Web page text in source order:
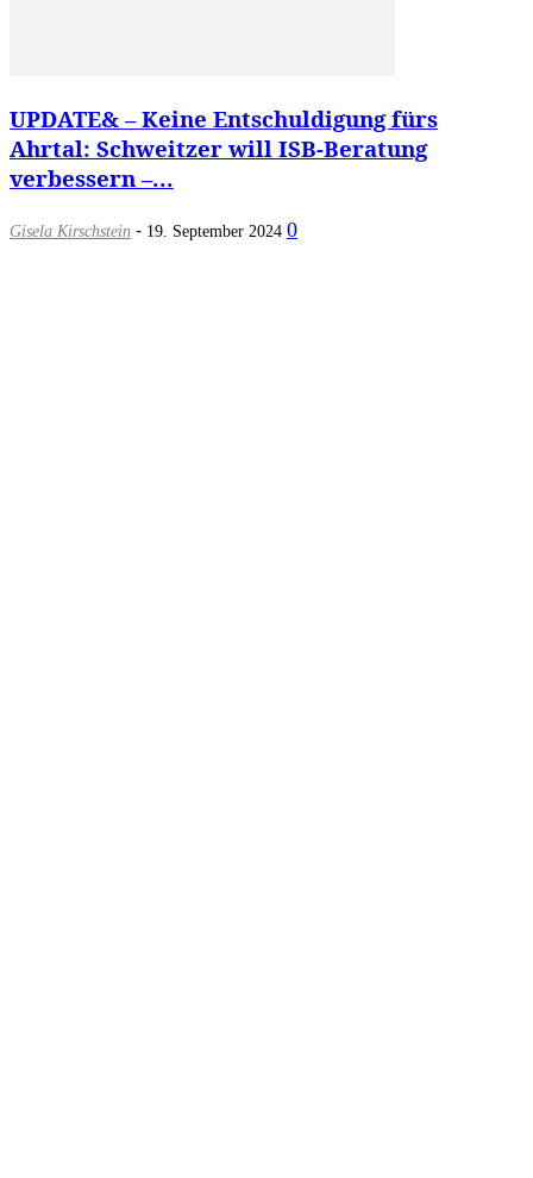
UPDATE& – Keine Entschuldigung fürs
Ahrtal: Schweitzer will ISB-Beratung
verbessern –...
Gisela Kirschstein - 19. September 2024 0